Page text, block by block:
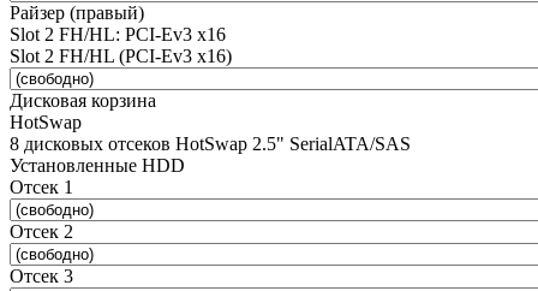
Райзер (правый)
Slot 2 FH/HL: PCI-Ev3 x16
Slot 2 FH/HL (PCI-Ev3 x16)
Дисковая корзина
HotSwap
8 дисковых отсеков HotSwap 2.5" SerialATA/SAS
Установленные HDD
Отсек 1
Отсек 2
Отсек 3